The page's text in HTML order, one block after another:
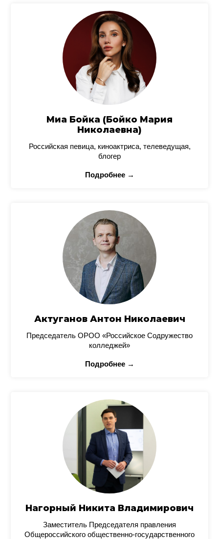
Миа Бойка (Бойко Мария
Николаевна)
Российская певица, киноактриса, телеведущая,
блогер
Подробнее →
Актуганов Антон Николаевич
Председатель ОРОО «Российское Содружество
колледжей»
Подробнее →
Нагорный Никита Владимирович
Заместитель Председателя правления
Общероссийского общественно-государственного